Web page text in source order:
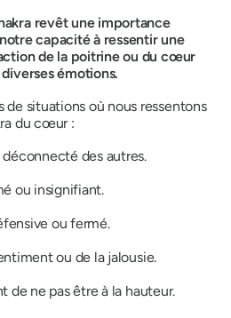
revêt une importance
capacité à ressentir une
de la poitrine ou du cœur
émotions.
situations où nous ressentons
du cœur :
des autres.
ou insignifiant.
ou fermé.
ou de la jalousie.
de ne pas être à la hauteur.